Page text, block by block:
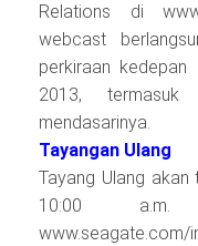
Relations di
webcast
perkiraan
2013, termasuk
mendasarinya.
Tayangan Ulang
Tayang Ulang
10:00
www.seagate.com/